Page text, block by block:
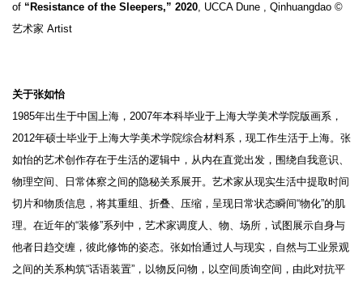
of “Resistance of the Sleepers,” 2020, UCCA Dune , Qinhuangdao ©
艺术家 Artist
关于张如怡
1985年出生于中国上海，2007年本科毕业于上海大学美术学院版画系，
2012年硕士毕业于上海大学美术学院综合材料系，现工作生活于上海。张
如怡的艺术创作存在于生活的逻辑中，从内在直觉出发，围绕自我意识、
物理空间、日常体察之间的隐秘关系展开。艺术家从现实生活中提取时间
切片和物质信息，将其重组、折叠、压缩，呈现日常状态瞬间“物化”的肌
理。在近年的“装修”系列中，艺术家调度人、物、场所，试图展示自身与
他者日趋交缠，彼此修饰的姿态。张如怡通过人与现实，自然与工业景观
之间的关系构筑“话语装置”，以物反问物，以空间质询空间，由此对抗平